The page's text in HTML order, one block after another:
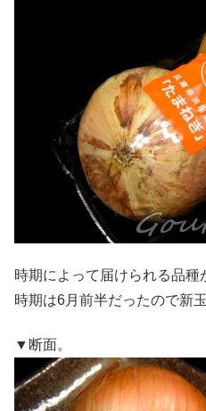
時期によって届けられる品
時期は6月前半だったので新
▼断面。